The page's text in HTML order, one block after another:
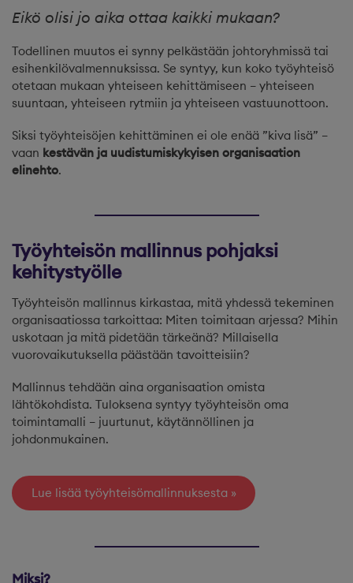
Eikö olisi jo aika ottaa kaikki mukaan?
Todellinen muutos ei synny pelkästään johtoryhmissä tai
esihenkilövalmennuksissa. Se syntyy, kun koko työyhteisö
otetaan mukaan yhteiseen kehittämiseen – yhteiseen
suuntaan, yhteiseen rytmiin ja yhteiseen vastuunottoon.
Siksi työyhteisöjen kehittäminen ei ole enää ”kiva lisä” –
vaan kestävän ja uudistumiskykyisen organisaation
elinehto.
Työyhteisön mallinnus pohjaksi
kehitystyölle
Työyhteisön mallinnus kirkastaa, mitä yhdessä tekeminen
organisaatiossa tarkoittaa: Miten toimitaan arjessa? Mihin
uskotaan ja mitä pidetään tärkeänä? Millaisella
vuorovaikutuksella päästään tavoitteisiin?
Mallinnus tehdään aina organisaation omista
lähtökohdista. Tuloksena syntyy työyhteisön oma
toimintamalli – juurtunut, käytännöllinen ja
johdonmukainen.
Lue lisää työyhteisömallinnuksesta
Miksi?